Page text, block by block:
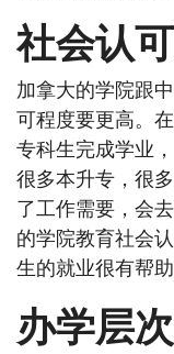
社会认
加拿大的学院跟
可程度要更高。
专科生完成学业
很多本升专，很
了工作需要，会
的学院教育社会
生的就业很有帮助
办学层次